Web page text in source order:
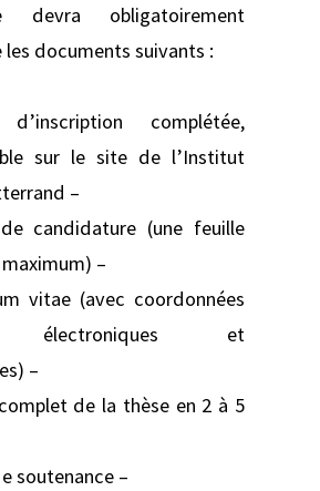
devra obligatoirement
documents suivants :
complétée,
sur le site de l’Institut
–
candidature (une feuille
–
vitae (avec coordonnées
électroniques et
–
de la thèse en 2 à 5
soutenance –